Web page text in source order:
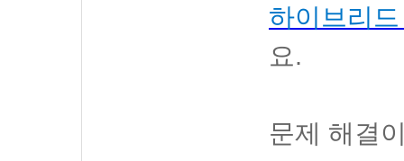
하이브리
요.
문제 해결